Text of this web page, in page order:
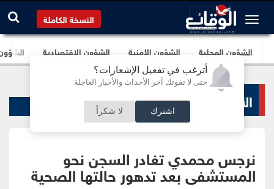
أترغب في تفعيل الإشعارات؟
حتى لا تفوتك آخر الأحداث والأخبار العاجلة
اشترك لا شكراً
النسخة الكاملة
الشؤون المحلية الشؤون الأمنية الشؤون الإقتصادية
الأخبار السياسية
نرجس محمدي تغادر السجن نحو
المستشفى بعد تدهور حالتها الصحية